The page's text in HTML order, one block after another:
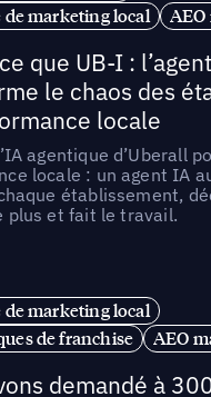
de marketing local
que UB-I :
le chaos des
locale
agentique d’Uberall
locale : un agent IA
établissement,
plus et fait le travail.
de marketing local
de franchise
AEO
demandé à